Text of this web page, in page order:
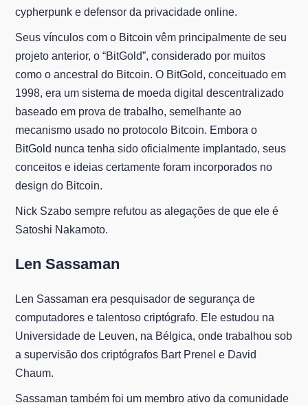
cypherpunk e defensor da privacidade online.
Seus vínculos com o Bitcoin vêm principalmente de seu
projeto anterior, o “BitGold”, considerado por muitos
como o ancestral do Bitcoin. O BitGold, conceituado em
1998, era um sistema de moeda digital descentralizado
baseado em prova de trabalho, semelhante ao
mecanismo usado no protocolo Bitcoin. Embora o
BitGold nunca tenha sido oficialmente implantado, seus
conceitos e ideias certamente foram incorporados no
design do Bitcoin.
Nick Szabo sempre refutou as alegações de que ele é
Satoshi Nakamoto.
Len Sassaman
Len Sassaman era pesquisador de segurança de
computadores e talentoso criptógrafo. Ele estudou na
Universidade de Leuven, na Bélgica, onde trabalhou sob
a supervisão dos criptógrafos Bart Prenel e David
Chaum.
Sassaman também foi um membro ativo da comunidade